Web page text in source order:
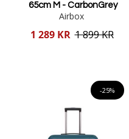
65cm M - CarbonGrey
Airbox
Reducerat
1 289 KR 1 899 KR
-25%